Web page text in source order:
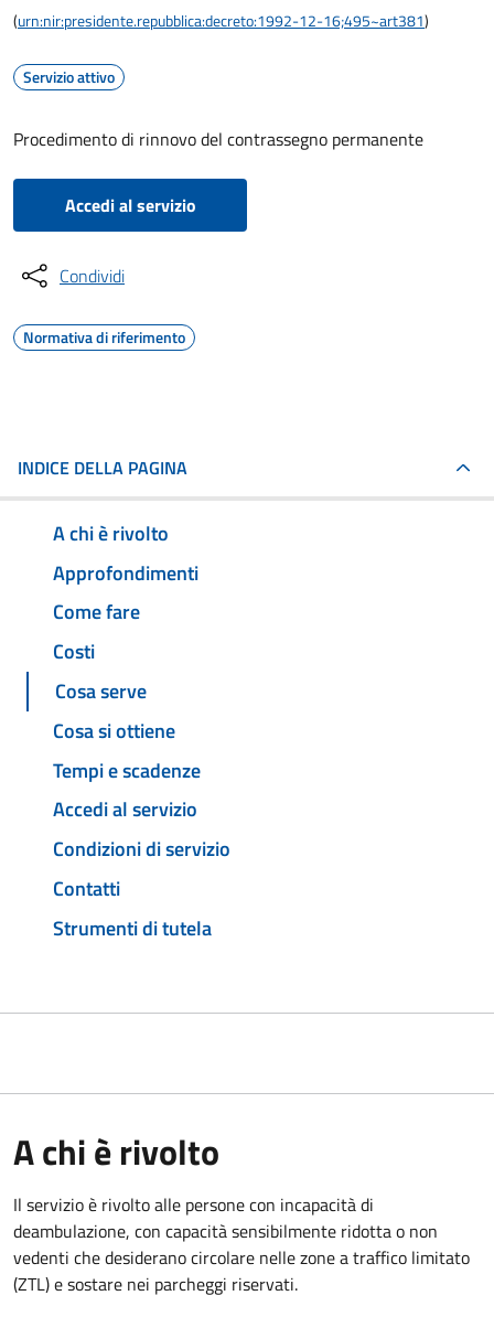
(urn:nir:presidente.repubblica:decreto:1992-12-16;495~art381)
Servizio attivo
Procedimento di rinnovo del contrassegno permanente
Accedi al servizio
Condividi
Normativa di riferimento
INDICE DELLA PAGINA
A chi è rivolto
Approfondimenti
Come fare
Costi
Cosa serve
Cosa si ottiene
Tempi e scadenze
Accedi al servizio
Condizioni di servizio
Contatti
Strumenti di tutela
A chi è rivolto
Il servizio è rivolto alle persone con incapacità di
deambulazione, con capacità sensibilmente ridotta o non
vedenti che desiderano circolare nelle zone a traffico limitato
(ZTL) e sostare nei parcheggi riservati.